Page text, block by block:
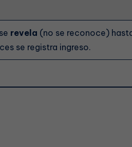
revela (no se reconoce)
se registra ingreso.